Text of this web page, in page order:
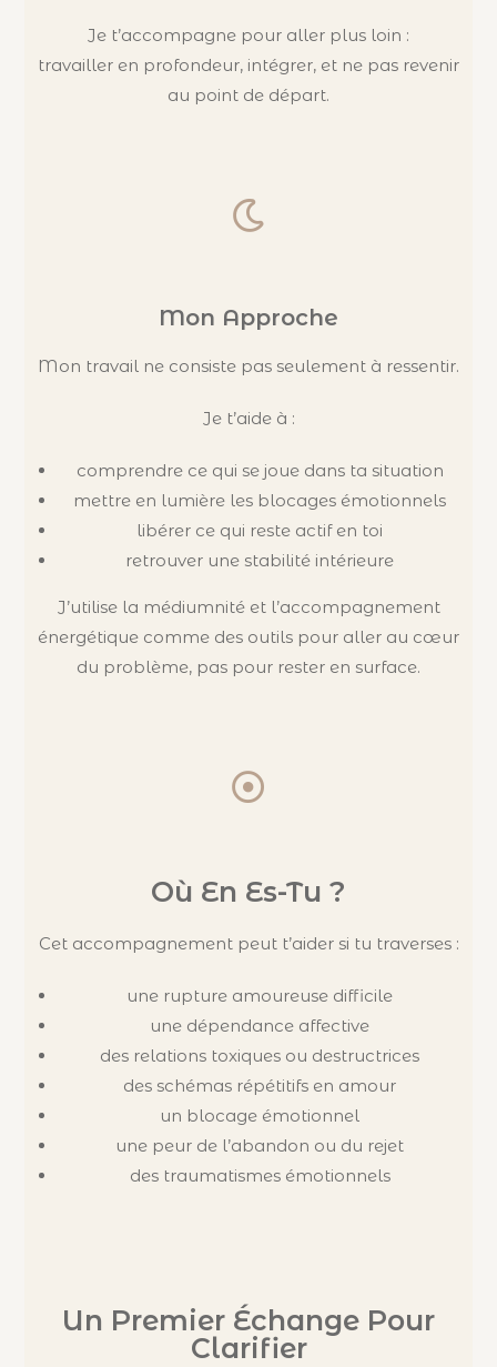
Je t’accompagne pour aller plus loin :
travailler en profondeur, intégrer, et ne pas revenir
au point de départ.
Mon Approche
Mon travail ne consiste pas seulement à ressentir.
Je t’aide à :
comprendre ce qui se joue dans ta situation
mettre en lumière les blocages émotionnels
libérer ce qui reste actif en toi
retrouver une stabilité intérieure
J’utilise la médiumnité et l’accompagnement
énergétique comme des outils pour aller au cœur
du problème, pas pour rester en surface.
Où En Es-Tu ?
Cet accompagnement peut t’aider si tu traverses :
une rupture amoureuse difficile
une dépendance affective
des relations toxiques ou destructrices
des schémas répétitifs en amour
un blocage émotionnel
une peur de l’abandon ou du rejet
des traumatismes émotionnels
Un Premier Échange Pour
Clarifier